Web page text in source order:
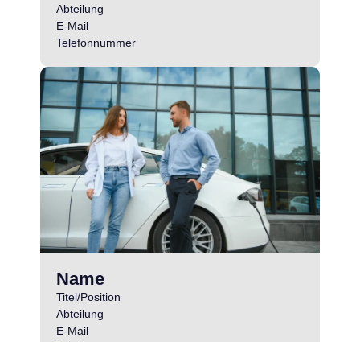
Abteilung
E-Mail
Telefonnummer
Name
Titel/Position
Abteilung
E-Mail